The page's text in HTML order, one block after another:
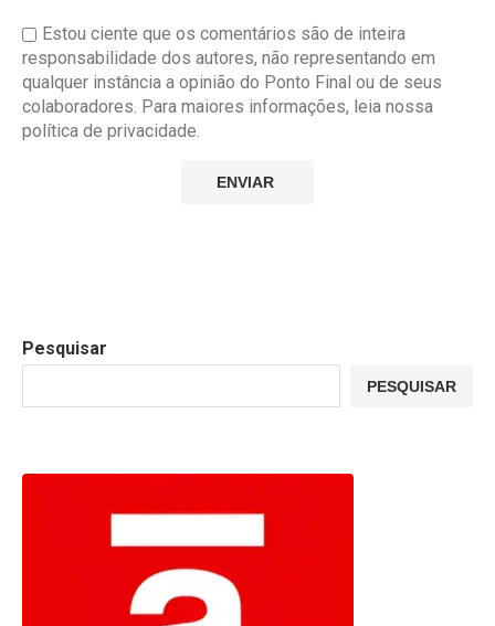
Estou ciente que os comentários são de inteira
responsabilidade dos autores, não representando em
qualquer instância a opinião do Ponto Final ou de seus
colaboradores. Para maiores informações, leia nossa
política de privacidade.
Pesquisar
PESQUISAR